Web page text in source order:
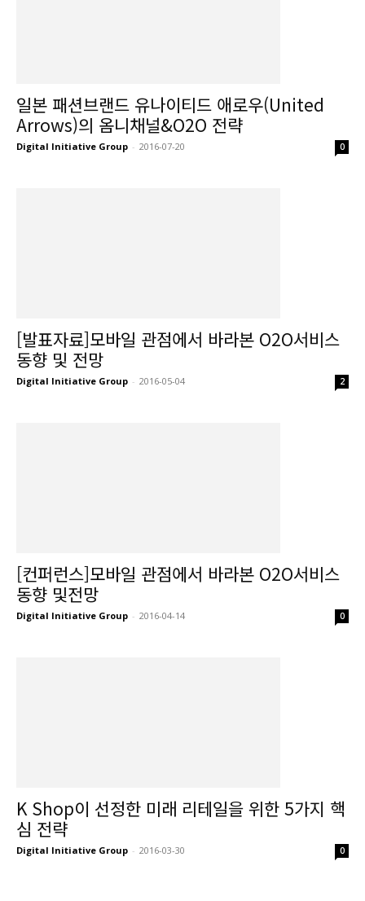
일본 패션브랜드 유나이티드 애로우(United
Arrows)의 옴니채널&O2O 전략
Digital Initiative Group - 2016-07-20 0
[발표자료]모바일 관점에서 바라본 O2O서비스
동향 및 전망
Digital Initiative Group - 2016-05-04 2
[컨퍼런스]모바일 관점에서 바라본 O2O서비스
동향 및전망
Digital Initiative Group - 2016-04-14 0
K Shop이 선정한 미래 리테일을 위한 5가지 핵
심 전략
Digital Initiative Group - 2016-03-30 0